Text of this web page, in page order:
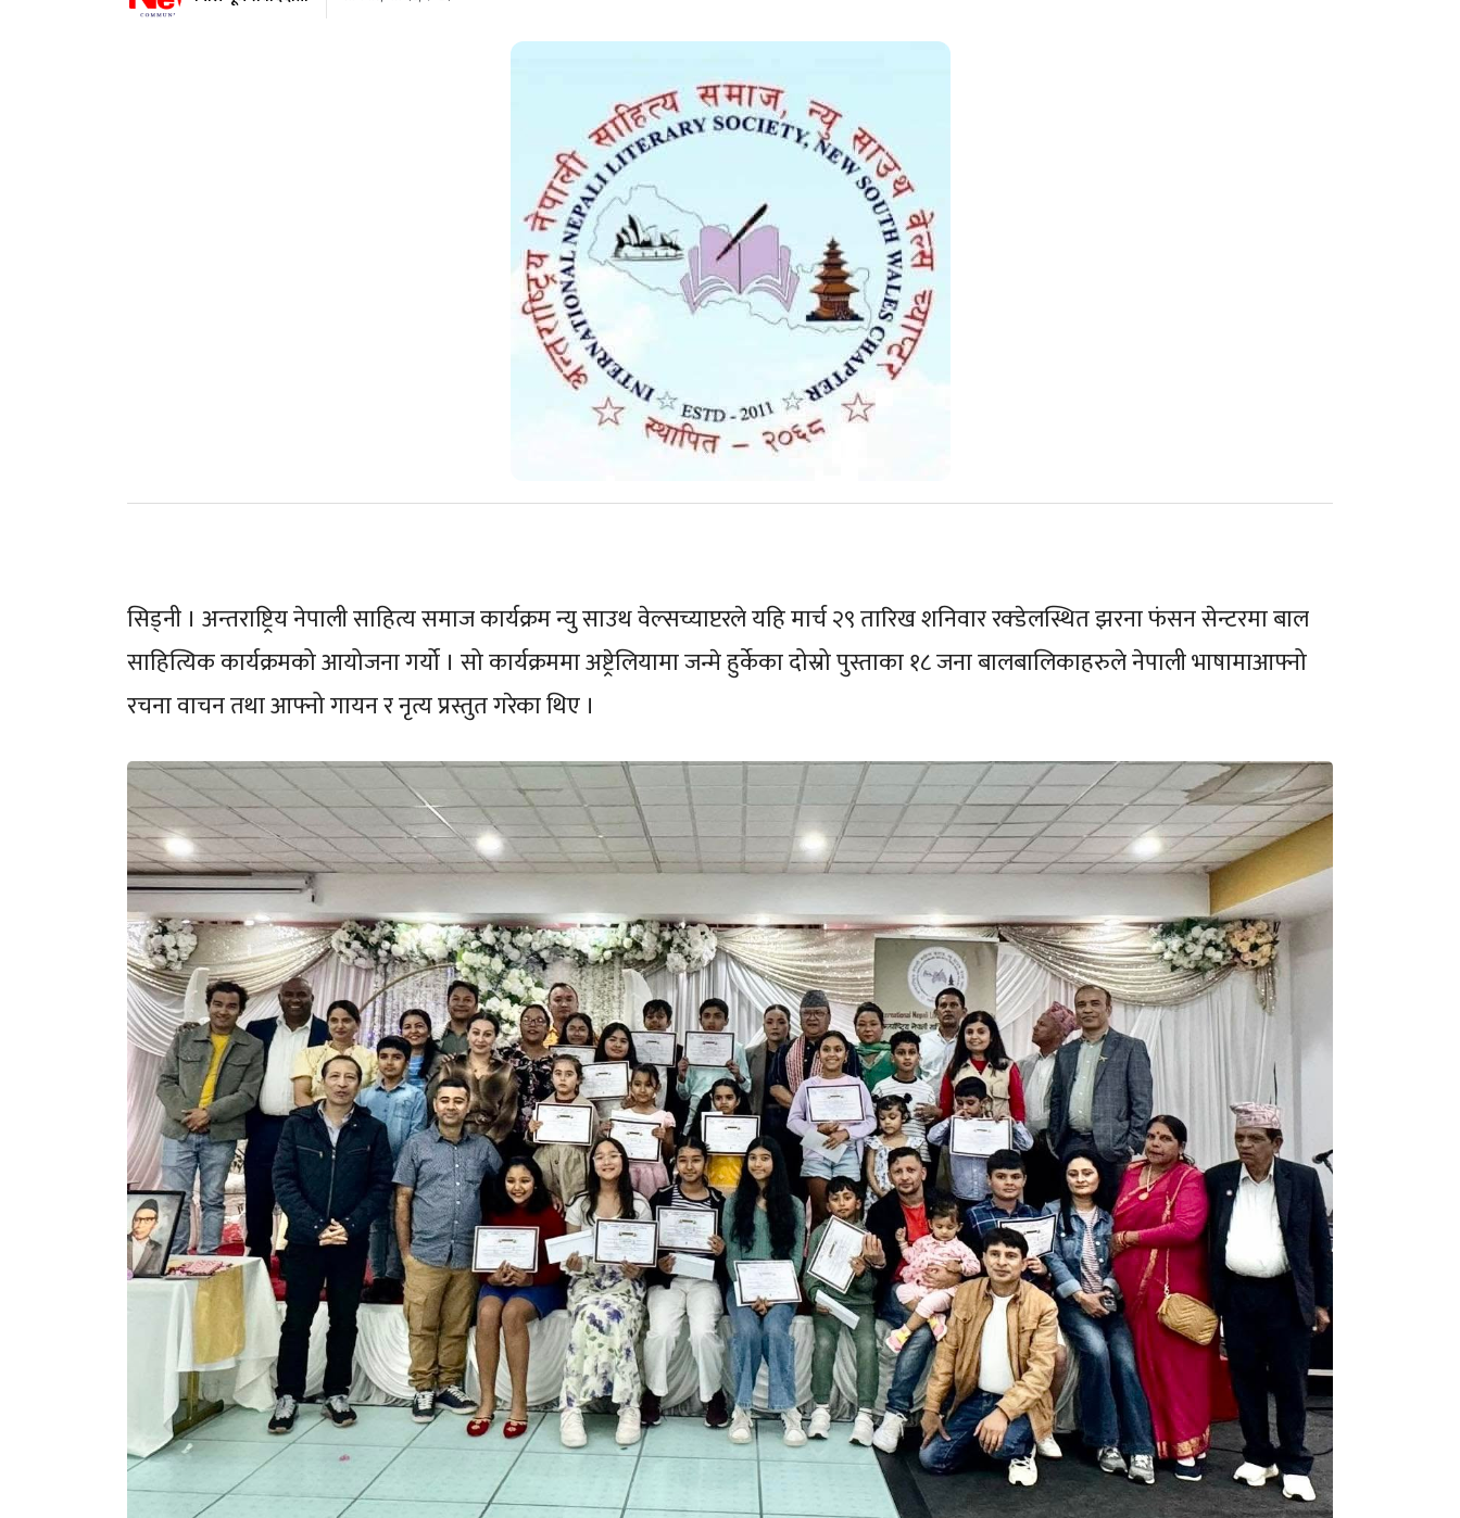
सिड्नी । अन्तराष्ट्रिय नेपाली साहित्य समाज कार्यक्रम न्यु साउथ वेल्सच्याप्टरले यहि मार्च २९ तारिख शनिवार रक्डेलस्थित झरना फंसन सेन्टरमा बाल
साहित्यिक कार्यक्रमको आयोजना गर्यो । सो कार्यक्रममा अष्ट्रेलियामा जन्मे हुर्केका दोस्रो पुस्ताका १८ जना बालबालिकाहरुले नेपाली भाषामाआफ्नो
रचना वाचन तथा आफ्नो गायन र नृत्य प्रस्तुत गरेका थिए ।